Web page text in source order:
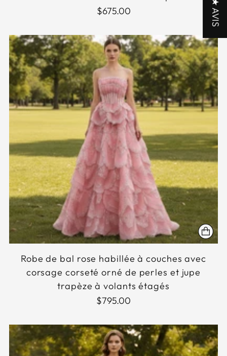
$675.00
Robe de bal rose habillée à couches avec
corsage corseté orné de perles et jupe
trapèze à volants étagés
$795.00
★ AVIS